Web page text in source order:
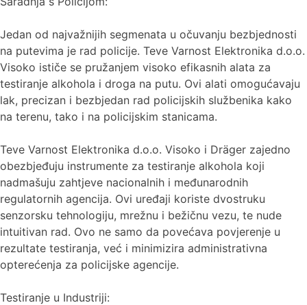
Jedan od najvažnijih segmenata u očuvanju bezbjednosti
na putevima je rad policije. Teve Varnost Elektronika d.o.o.
Visoko ističe se pružanjem visoko efikasnih alata za
testiranje alkohola i droga na putu. Ovi alati omogućavaju
lak, precizan i bezbjedan rad policijskih službenika kako
na terenu, tako i na policijskim stanicama.
Teve Varnost Elektronika d.o.o. Visoko i Dräger zajedno
obezbjeđuju instrumente za testiranje alkohola koji
nadmašuju zahtjeve nacionalnih i međunarodnih
regulatornih agencija. Ovi uređaji koriste dvostruku
senzorsku tehnologiju, mrežnu i bežičnu vezu, te nude
intuitivan rad. Ovo ne samo da povećava povjerenje u
rezultate testiranja, već i minimizira administrativna
opterećenja za policijske agencije.
Testiranje u Industriji: